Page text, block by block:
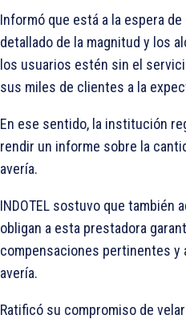
Informó que está a la espera
detallado de la magnitud y los
los usuarios estén sin el
sus miles de clientes a la
En ese sentido, la institución
rendir un informe sobre la
avería.
INDOTEL sostuvo que también
obligan a esta prestadora
compensaciones pertinentes y
avería.
Ratificó su compromiso de